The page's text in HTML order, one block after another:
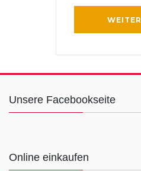
WEITER
Unsere Facebookseite
Online einkaufen